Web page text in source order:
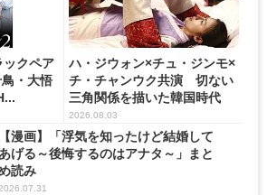
ックペア
・大悟
ハ・ジウォン×チュ・ジンモ×
チ・チャンウク共演 切ない
三角関係を描いた韓国時代
劇...
2026.08.03
【漫画】「浮気を知ったけど結婚して
げる～後悔するのはアナタ～」まと
読み